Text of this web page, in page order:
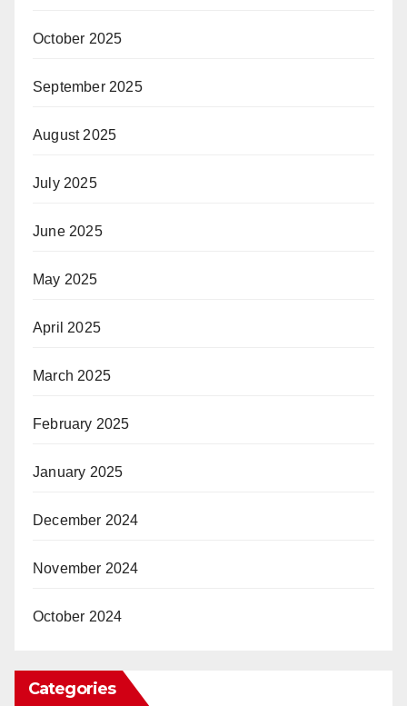
October 2025
September 2025
August 2025
July 2025
June 2025
May 2025
April 2025
March 2025
February 2025
January 2025
December 2024
November 2024
October 2024
Categories